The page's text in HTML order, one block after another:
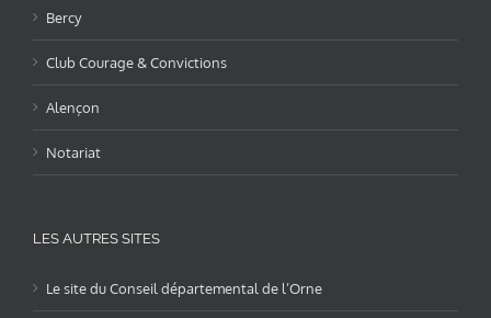
Bercy
Club Courage & Convictions
Alençon
Notariat
LES AUTRES SITES
Le site du Conseil départemental de l’Orne